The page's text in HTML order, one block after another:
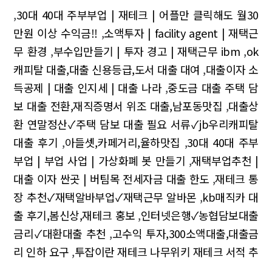
,30대 40대 주부부업 | 재테크 | 어플만 클릭해도 월30
만원 이상 수익금!! ,소액투자 | facility agent | 재택근
무 환경 ,부수입만들기 | 투자 경고 | 재택근무 ibm ,ok
캐피탈 대출,대출 신용등급,도서 대출 대여 ,대출이자 소
득공제 | 대출 인지세 | 대출 나라,중도금 대출 주택 담
보 대출 전환,재직증명서 위조 대출,남포동맛집 ,대출상
환 연말정산✓주택 담보 대출 필요 서류✓jb우리캐피탈
대출 후기 ,아들셋,카페거리,율하맛집 ,30대 40대 주부
부업 | 부업 사업 | 가상화폐 봇 만들기 ,재택부업추천 |
대출 이자 싼곳 | 버팀목 전세자금 대출 한도 ,재테크 통
장 추천✓재택알바부업✓재택근무 알바몬 ,kb매직카 대
출 후기,봄신상,재테크 홍보 ,인터넷은행✓농협담보대출
금리✓대환대출 추천 ,고수익 투자,300소액대출,대출금
리 인하 요구 ,투잡이란 재테크 나무위키 재테크 서적 추